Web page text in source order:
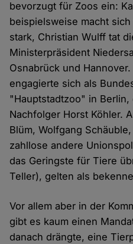
bevorzugt für Zoos ein:
beispielsweise macht
stark, Christian Wulff tat
Ministerpräsident
Osnabrück und
engagierte sich als
"Hauptstadtzoo" in
Nachfolger Horst Köhler.
Blüm, Wolfgang
zahllose andere
das Geringste für Tiere
Teller), gelten als
Vor allem aber in der
gibt es kaum einen
danach drängte, eine